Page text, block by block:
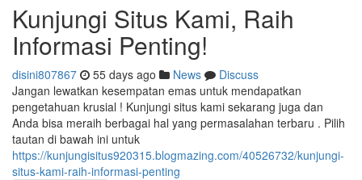
Kunjungi Situs Kami, Raih
Informasi Penting!
disini807867 55 days ago News
Discuss
Jangan lewatkan kesempatan emas untuk mendapatkan
pengetahuan krusial ! Kunjungi situs kami sekarang juga dan
Anda bisa meraih berbagai hal yang permasalahan terbaru . Pilih
tautan di bawah ini untuk
https://kunjungisitus920315.blogmazing.com/40526732/kunjungi-
situs-kami-raih-informasi-penting